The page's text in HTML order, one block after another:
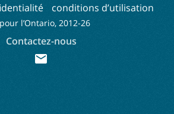
conditions d’utilisation
l’Ontario, 2012-26
Contactez-nous
mail